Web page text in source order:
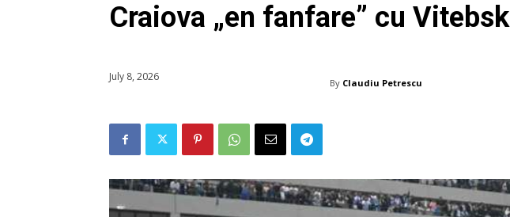
Craiova „en fanfare” cu Vitebsk
July 8, 2026 By Claudiu Petrescu